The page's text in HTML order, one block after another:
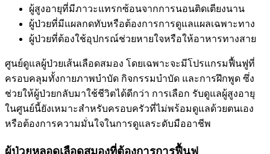
ผู้สูงอายุที่มีภาวะแทรกซ้อนจากการนอนติดเตียงนาน
ผู้ป่วยที่มีแผลกดทับหรือต้องการการดูแลแผลเฉพาะทาง
ผู้ป่วยที่ต้องใช้อุปกรณ์ช่วยหายใจหรือให้อาหารทางสาย
ศูนย์ดูแลผู้ป่วยเส้นเลือดสมอง โดยเฉพาะจะมีโปรแกรมฟื้นฟูที่
ครอบคลุมทั้งกายภาพบำบัด กิจกรรมบำบัด และการฝึกพูด ซึ่ง
ช่วยให้ผู้ป่วยกลับมาใช้ชีวิตได้ดีกว่า การเลือก รับดูแลผู้สูงอายุ
ในศูนย์นี้ยังเหมาะสำหรับครอบครัวที่ไม่พร้อมดูแลด้วยตนเอง
หรือต้องการความมั่นใจในการดูแลระดับมืออาชีพ
ผู้ป่วยหลอดเลือดสมองที่ต้องการการฟื้นฟู